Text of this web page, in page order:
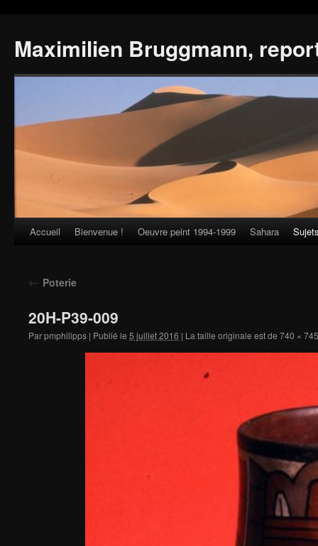
Maximilien Bruggmann,
Skip
content
Accueil Bienvenue ! Oeuvre peint 1994-1999 Sahara
← Poterie
20H-P39-009
Parpmphilipps | Publié le 5 juillet 2016 | La taille originale est de 740 × 745